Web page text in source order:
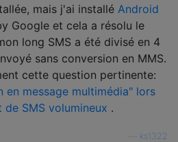
mais j'ai installé Android
Google et cela a résolu le
long SMS a été divisé en 4
sans conversion en MMS.
cette question pertinente:
en message multimédia" lors
SMS volumineux .
ks1322